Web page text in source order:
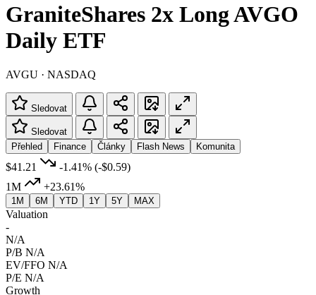
GraniteShares 2x Long AVGO
Daily ETF
AVGU · NASDAQ
Sledovat
Sledovat
Přehled
Finance Články Flash News Komunita
$41.21 -1.41% (-$0.59)
1M
+23.61%
1M 6M YTD 1Y 5Y MAX
Valuation
-
N/A
P/B N/A
EV/FFO N/A
P/E N/A
Growth